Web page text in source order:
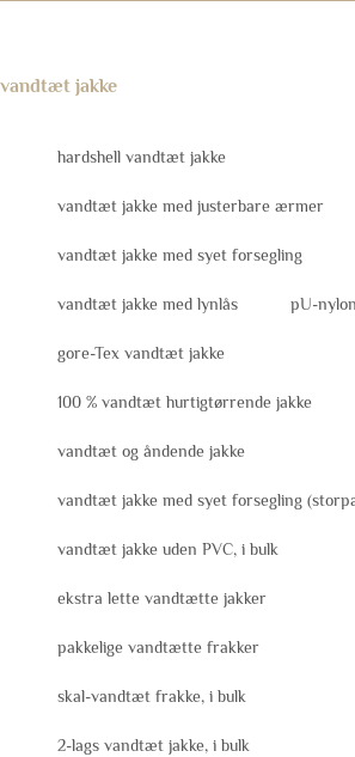
vandtæt jakke
hardshell vandtæt jakke
vandtæt jakke med justerbare ærmer
vandtæt jakke med syet forsegling
vandtæt jakke med lynlås pU-
gore-Tex vandtæt jakke
100 % vandtæt hurtigtørrende jakke
vandtæt og åndende jakke
vandtæt jakke med syet forsegling
vandtæt jakke uden PVC, i bulk
ekstra lette vandtætte jakker
pakkelige vandtætte frakker
skal-vandtæt frakke, i bulk
2-lags vandtæt jakke, i bulk